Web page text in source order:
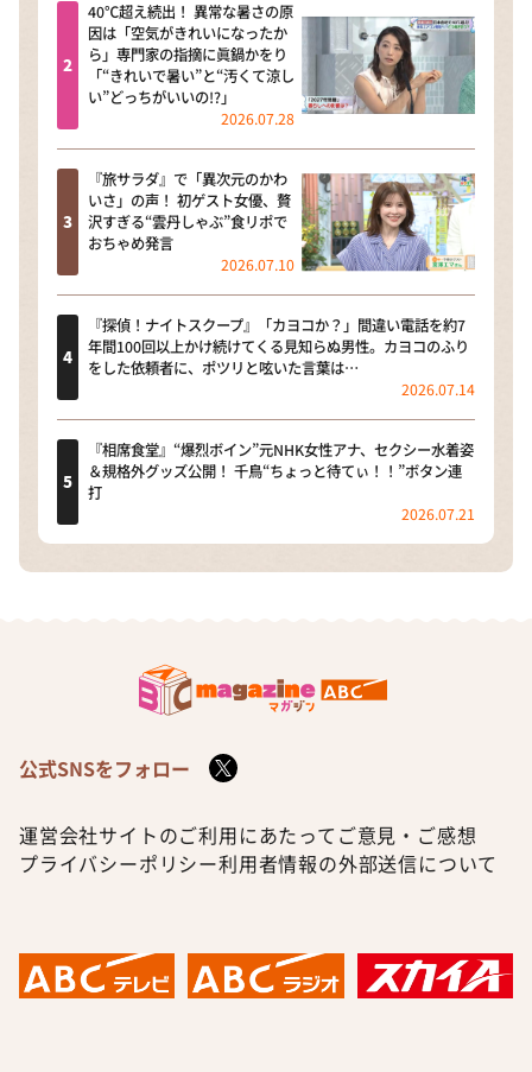
40℃超え続出！ 異常な暑さの原
因は「空気がきれいになったか
ら」専門家の指摘に眞鍋かをり
「“きれいで暑い”と“汚くて涼し
い”どっちがいいの!?」
2026.07.28
『旅サラダ』で「異次元のかわ
いさ」の声！ 初ゲスト女優、贅
沢すぎる“雲丹しゃぶ”食リポで
おちゃめ発言
2026.07.10
『探偵！ナイトスクープ』「カヨコか？」間違い電話を約7
年間100回以上かけ続けてくる見知らぬ男性。カヨコのふり
をした依頼者に、ポツリと呟いた言葉は…
2026.07.14
『相席食堂』“爆烈ボイン”元NHK女性アナ、セクシー水着姿
＆規格外グッズ公開！ 千鳥“ちょっと待てぃ！！”ボタン連
打
2026.07.21
公式SNSをフォロー
運営会社サイトのご利用にあたって ご意見・ご感想
プライバシーポリシー利用者情報の外部送信について